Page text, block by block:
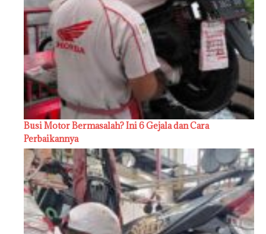
Busi Motor Bermasalah? Ini 6 Gejala dan Cara
Perbaikannya